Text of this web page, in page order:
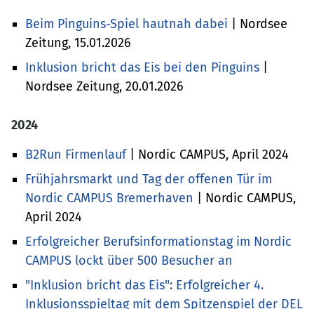
Beim Pinguins-Spiel hautnah dabei | Nordsee
Zeitung, 15.01.2026
Inklusion bricht das Eis bei den Pinguins
Nordsee Zeitung, 20.01.2026
2024
B2Run Firmenlauf| Nordic CAMPUS, April 2024
Frühjahrsmarkt und Tag der offenen Tür im
Nordic CAMPUS Bremerhaven | Nordic CAMPUS,
April 2024
Erfolgreicher Berufsinformationstag im Nordic
CAMPUS lockt über 500 Besucher an
"Inklusion bricht das Eis": Erfolgreicher 4.
Inklusionsspieltag mit dem Spitzenspiel der DEL